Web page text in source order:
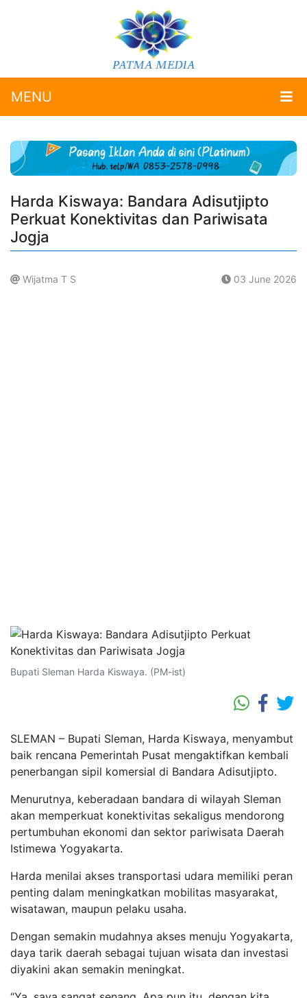
MENU
Harda Kiswaya: Bandara Adisutjipto
Perkuat Konektivitas dan Pariwisata
Jogja
Wijatma T S 03 June 2026
Bupati Sleman Harda Kiswaya. (PM-ist)
SLEMAN – Bupati Sleman, Harda Kiswaya, menyambut
baik rencana Pemerintah Pusat mengaktifkan kembali
penerbangan sipil komersial di Bandara Adisutjipto.
Menurutnya, keberadaan bandara di wilayah Sleman
akan memperkuat konektivitas sekaligus mendorong
pertumbuhan ekonomi dan sektor pariwisata Daerah
Istimewa Yogyakarta.
Harda menilai akses transportasi udara memiliki peran
penting dalam meningkatkan mobilitas masyarakat,
wisatawan, maupun pelaku usaha.
Dengan semakin mudahnya akses menuju Yogyakarta,
daya tarik daerah sebagai tujuan wisata dan investasi
diyakini akan semakin meningkat.